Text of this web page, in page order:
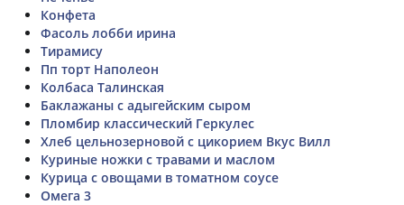
Конфета
Фасоль лобби ирина
Тирамису
Пп торт Наполеон
Колбаса Талинская
Баклажаны с адыгейским сыром
Пломбир классический Геркулес
Хлеб цельнозерновой с цикорием Вкус Вилл
Куриные ножки с травами и маслом
Курица с овощами в томатном соусе
Омега 3